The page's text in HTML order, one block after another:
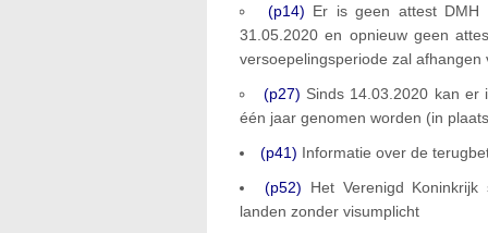
(p14) Er is geen attest DMH
31.05.2020 en opnieuw geen
versoepelingsperiode zal
(p27) Sinds 14.03.2020 kan er
één jaar genomen worden (in
(p41) Informatie over de
(p52) Het Verenigd
landen zonder visumplicht